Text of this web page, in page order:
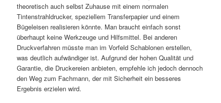
theoretisch auch selbst Zuhause mit einem normalen
Tintenstrahldrucker, speziellem Transferpapier und einem
Bügeleisen realisieren könnte. Man braucht einfach sonst
überhaupt keine Werkzeuge und Hilfsmittel. Bei anderen
Druckverfahren müsste man im Vorfeld Schablonen erstellen,
was deutlich aufwändiger ist. Aufgrund der hohen Qualität und
Garantie, die Druckereien anbieten, empfehle ich jedoch dennoch
den Weg zum Fachmann, der mit Sicherheit ein besseres
Ergebnis erzielen wird.